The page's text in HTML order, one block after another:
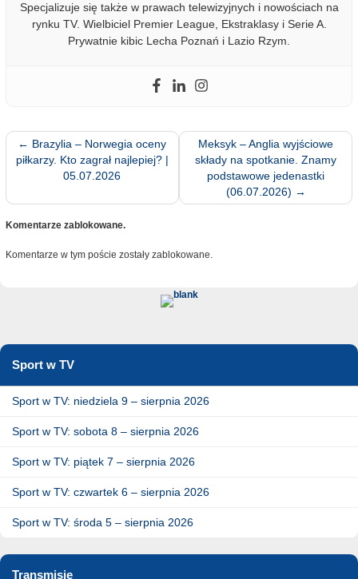
Specjalizuje się także w prawach telewizyjnych i nowościach na
rynku TV. Wielbiciel Premier League, Ekstraklasy i Serie A.
Prywatnie kibic Lecha Poznań i Lazio Rzym.
← Brazylia – Norwegia oceny
piłkarzy. Kto zagrał najlepiej? |
05.07.2026
Meksyk – Anglia wyjściowe
składy na spotkanie. Znamy
podstawowe jedenastki
(06.07.2026) →
Komentarze zablokowane.
Komentarze w tym poście zostały zablokowane.
Sport w TV
Sport w TV: niedziela 9 – sierpnia 2026
Sport w TV: sobota 8 – sierpnia 2026
Sport w TV: piątek 7 – sierpnia 2026
Sport w TV: czwartek 6 – sierpnia 2026
Sport w TV: środa 5 – sierpnia 2026
Transmisje